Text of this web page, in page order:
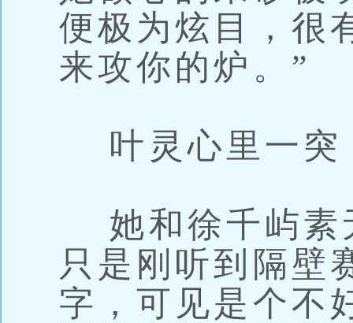
便极为炫目，很
来攻你的炉。”
叶灵心里一突
她和徐千屿素
只是刚听到隔壁
字，可见是个不